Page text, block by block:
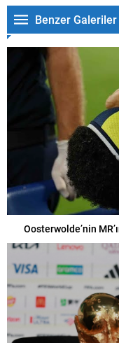
Benzer Galeriler
Oosterwolde’nin